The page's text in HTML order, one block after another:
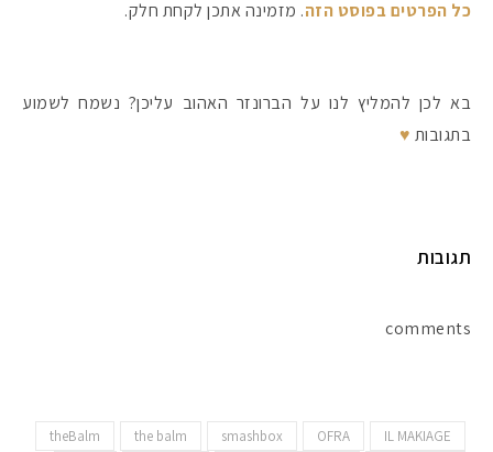
כל הפרטים בפוסט הזה. מזמינה אתכן לקחת חלק.
בא לכן להמליץ לנו על הברונזר האהוב עליכן? נשמח לשמוע
בתגובות ♥
תגובות
comments
IL MAKIAGE
OFRA
smashbox
the balm
theBalm